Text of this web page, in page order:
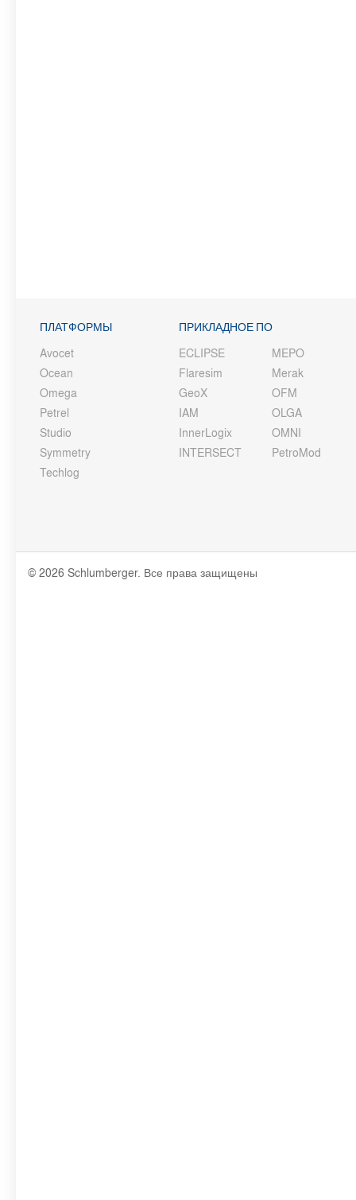
ПЛАТФОРМЫ
Avocet
Ocean
Omega
Petrel
Studio
Symmetry
Techlog
ПРИКЛАДНОЕ ПО
ECLIPSE
Flaresim
GeoX
IAM
InnerLogix
INTERSECT
MEPO
Merak
OFM
OLGA
OMNI
PetroMod
© 2026 Schlumberger. Все права защищены